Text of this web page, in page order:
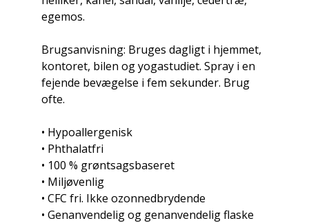
egemos.
Brugsanvisning: Bruges dagligt i hjemmet,
kontoret, bilen og yogastudiet. Spray i en
fejende bevægelse i fem sekunder. Brug
ofte.
• Hypoallergenisk
• Phthalatfri
• 100 % grøntsagsbaseret
• Miljøvenlig
• CFC fri. Ikke ozonnedbrydende
• Genanvendelig og genanvendelig flaske